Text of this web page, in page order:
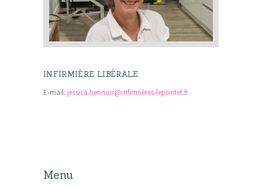
ARTICLES
PLUS
INFIRMIÈRE LIBÉRALE
E-mail: jessica.henrion@infirmières-lepontet.fr
Menu